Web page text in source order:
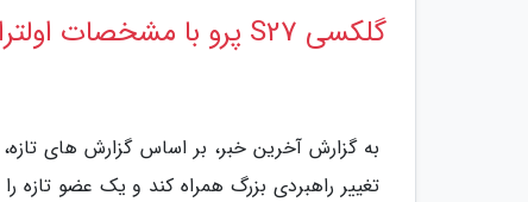
گلکسی S27 پرو با مشخصات اولترا ولی بدون قلم راهی بازار می گردد
به گزارش آخرین خبر، بر اساس گزارش های
تغییر راهبردی بزرگ همراه کند و یک عضو تازه